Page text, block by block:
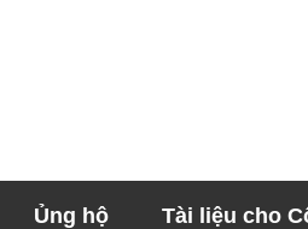
Ủng hộ Tài liệu cho